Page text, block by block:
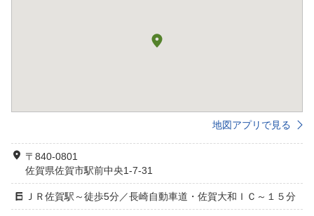
地図アプリで見る
〒840-0801
佐賀県佐賀市駅前中央1-7-31
ＪＲ佐賀駅～徒歩5分／長崎自動車道・佐賀大和ＩＣ～１５分